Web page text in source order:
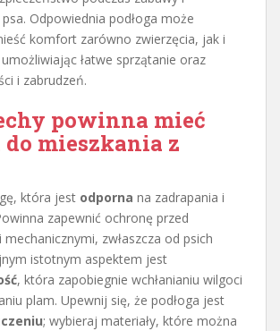
Odpowiednia podłoga może
komfort zarówno zwierzęcia, jak i
łatwe sprzątanie oraz
i zabrudzeń.
powinna mieć
do mieszkania z
która jest odporna na zadrapania i
zapewnić ochronę przed
zwłaszcza od psich
istotnym aspektem jest
, która zapobiegnie wchłanianiu wilgoci
plam. Upewnij się, że podłoga jest
; wybieraj materiały, które można